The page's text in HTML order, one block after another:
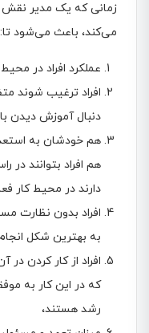
زمانی که یک مدیر نقش
می‌کند، باعث می‌شود تا:
عملکرد افراد در
افراد ترغیب شوند
دنبال آموزش دیدن
هم خودشان به
هم افراد بتوانند در
دارند در محیط کار
افراد بدون نظارت
به بهترین شکل
افراد از کار کردن
که در این کار به
رشد هستند،